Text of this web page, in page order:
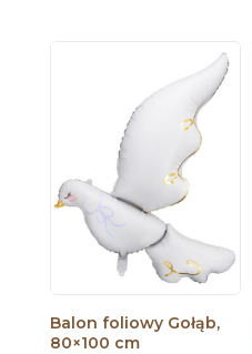
Balon foliowy Gołąb,
80×100 cm